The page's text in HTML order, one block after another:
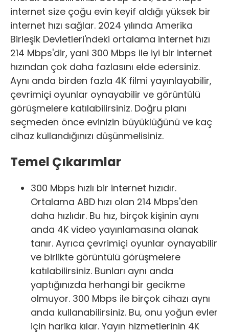
internet size çoğu evin keyif aldığı yüksek bir
internet hızı sağlar. 2024 yılında Amerika
Birleşik Devletleri'ndeki ortalama internet hızı
214 Mbps'dir, yani 300 Mbps ile iyi bir internet
hızından çok daha fazlasını elde edersiniz.
Aynı anda birden fazla 4K filmi yayınlayabilir,
çevrimiçi oyunlar oynayabilir ve görüntülü
görüşmelere katılabilirsiniz. Doğru planı
seçmeden önce evinizin büyüklüğünü ve kaç
cihaz kullandığınızı düşünmelisiniz.
Temel Çıkarımlar
300 Mbps hızlı bir internet hızıdır.
Ortalama ABD hızı olan 214 Mbps'den
daha hızlıdır. Bu hız, birçok kişinin aynı
anda 4K video yayınlamasına olanak
tanır. Ayrıca çevrimiçi oyunlar oynayabilir
ve birlikte görüntülü görüşmelere
katılabilirsiniz. Bunları aynı anda
yaptığınızda herhangi bir gecikme
olmuyor. 300 Mbps ile birçok cihazı aynı
anda kullanabilirsiniz. Bu, onu yoğun evler
için harika kılar. Yayın hizmetlerinin 4K